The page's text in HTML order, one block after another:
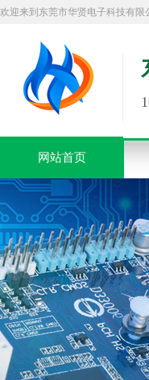
欢迎来到东莞市华贤电子科技有限
网站首页